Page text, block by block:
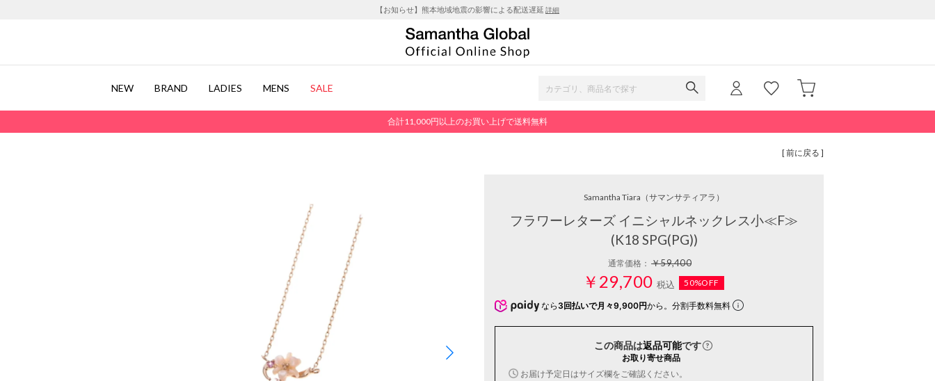
【お知らせ】熊本地域地震の影響による配送遅延 詳細
NEW BRAND LADIES MENS SALE
合計11,000円以上のお買い上げで送料無料
[ 前に戻る ]
Samantha Tiara （サマンサティアラ）
フラワーレターズ イニシャルネックレス小≪F≫
(K18 SPG(PG))
通常価格：￥59,400
￥29,700 税込 50%OFF
なら 3回払いで月々9,900円から。分割手数料無料
この商品は返品可能です
お取り寄せ商品
お届け予定日はサイズ欄をご確認ください。